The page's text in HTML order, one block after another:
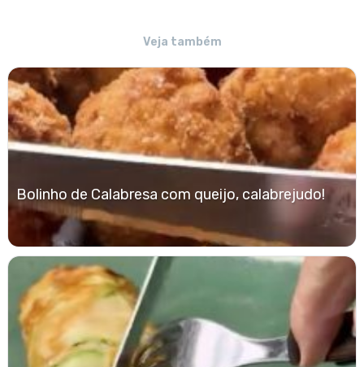
Veja também
Bolinho de Calabresa com queijo, calabrejudo!